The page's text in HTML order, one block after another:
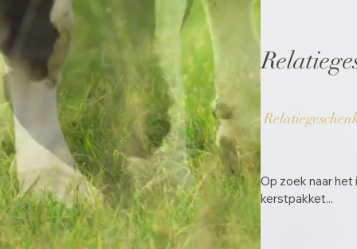
Op zoek naar
kerstpakket...